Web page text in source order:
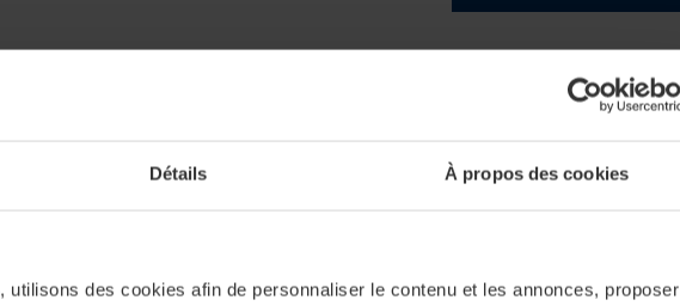
Détails À propos des cookies
, utilisons des cookies afin de personnaliser le contenu et les annonces, proposer
Hörmann